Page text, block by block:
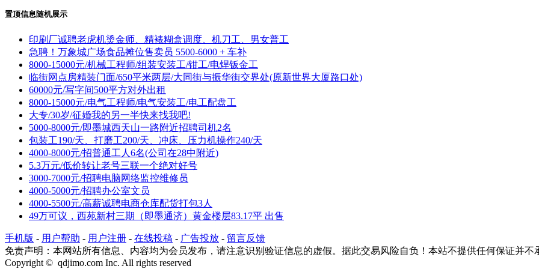
置顶信息随机展示
印刷厂诚聘老虎机烫金师、精裱糊盒调度、机刀工、男女普工
急聘！万象城广场食品摊位售卖员 5500-6000 + 车补
8000-15000元/机械工程师/组装安装工/钳工/电焊钣金工
临街网点房精装门面/650平米两层/大同街与振华街交界处(原新世界大厦路口处)
60000元/写字间500平方对外出租
8000-15000元/电气工程师/电气安装工/电工配盘工
大专/30岁/征婚我的另一半快来找我吧!
5000-8000元/即墨城西天山一路附近招聘司机2名
包装工190/天、打磨工200/天、冲床、压力机操作240/天
4000-8000元/招普通工人6名(公司在28中附近)
5.3万元/低价转让老号三联一个绝对好号
3000-7000元/招聘电脑网络监控维修员
4000-5000元/招聘办公室文员
4000-5500元/高薪诚聘电商仓库配货打包3人
49万可议，西苑新村三期（即墨通济）黄金楼层83.17平 出售
手机版 - 用户帮助 - 用户注册 - 在线投稿 - 广告投放 - 留言反馈
免责声明：本网站所有信息、内容均为会员发布，请注意识别验证信息的虚假。据此交易风险自负！本站不提供任何保证并不
Copyright © qdjimo.com Inc. All rights reserved